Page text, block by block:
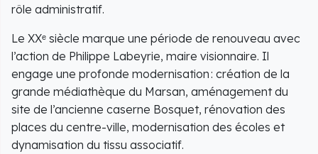
rôle administratif.
Le XXᵉ siècle marque une période de renouveau avec
l’action de Philippe Labeyrie, maire visionnaire. Il
engage une profonde modernisation : création de la
grande médiathèque du Marsan, aménagement du
site de l’ancienne caserne Bosquet, rénovation des
places du centre-ville, modernisation des écoles et
dynamisation du tissu associatif.